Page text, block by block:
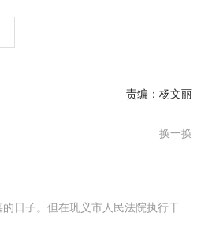
责编：杨文丽
换一换
日子。但在巩义市人民法院执行干...